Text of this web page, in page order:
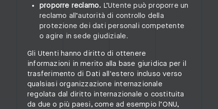
proporre reclamo. L’Utente può proporre un
reclamo all’autorità di controllo della
protezione dei dati personali competente
o agire in sede giudiziale.
Gli Utenti hanno diritto di ottenere
informazioni in merito alla base giuridica per il
trasferimento di Dati all'estero incluso verso
qualsiasi organizzazione internazionale
regolata dal diritto internazionale o costituita
da due o più paesi, come ad esempio l’ONU,